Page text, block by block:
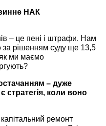
НАК
– це пені і штрафи. Нам
за рішенням суду ще 13,5
ми маємо
– дуже
стратегія, коли воно
ремонт